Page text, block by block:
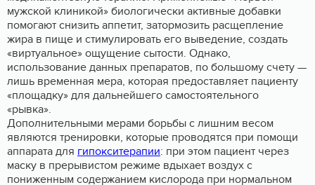
мужской клиникой» биологически активные добавки
помогают снизить аппетит, затормозить расщепление
жира в пище и стимулировать его выведение, создать
«виртуальное» ощущение сытости. Однако,
использование данных препаратов, по большому счету —
лишь временная мера, которая предоставляет пациенту
«площадку» для дальнейшего самостоятельного
«рывка».
Дополнительными мерами борьбы с лишним весом
являются тренировки, которые проводятся при помощи
аппарата для гипокситерапии: при этом пациент через
маску в прерывистом режиме вдыхает воздух с
пониженным содержанием кислорода при нормальном